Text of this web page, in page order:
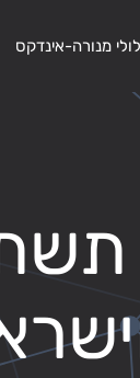
מנורה-אינדקס